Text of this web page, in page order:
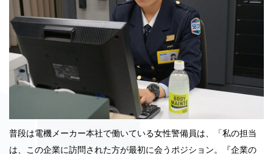
普段は電機メーカー本社で働いている女性警備員は、「私の担当
は、この企業に訪問された方が最初に会うポジション。『企業の